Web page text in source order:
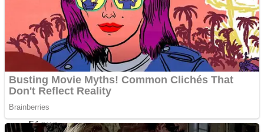
Internasional
Politik
Figur